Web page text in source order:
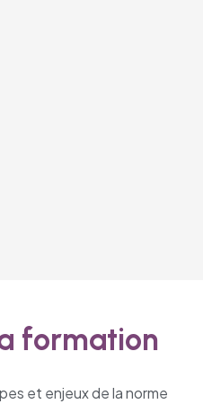
formation
et enjeux de la norme